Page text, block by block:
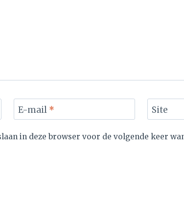
E-mail * Site
in deze browser voor de volgende keer